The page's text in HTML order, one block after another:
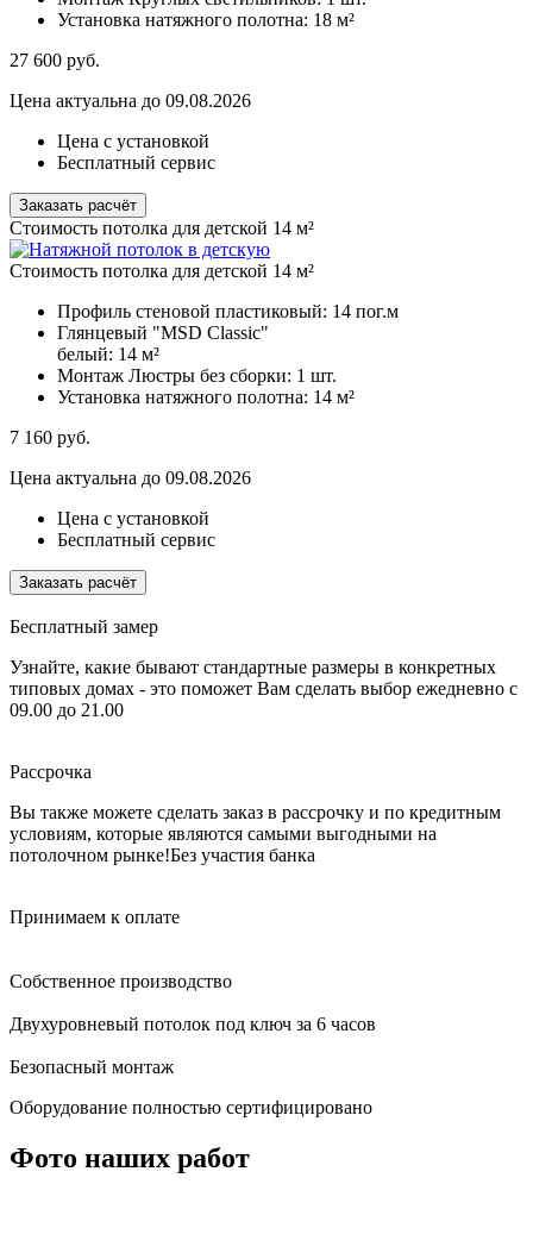
Установка натяжного полотна: 18 м²
27 600 руб.
Цена актуальна до 09.08.2026
Цена с установкой
Бесплатный сервис
Заказать расчёт
Стоимость потолка для детской 14 м²
Стоимость потолка для детской 14 м²
Профиль стеновой пластиковый: 14 пог.м
Глянцевый "MSD Classic"
белый: 14 м²
Монтаж Люстры без сборки: 1 шт.
Установка натяжного полотна: 14 м²
7 160 руб.
Цена актуальна до 09.08.2026
Цена с установкой
Бесплатный сервис
Заказать расчёт
Бесплатный замер
Узнайте, какие бывают стандартные размеры в конкретных
типовых домах - это поможет Вам сделать выбор ежедневно с
09.00 до 21.00
Рассрочка
Вы также можете сделать заказ в рассрочку и по кредитным
условиям, которые являются самыми выгодными на
потолочном рынке!Без участия банка
Принимаем к оплате
Собственное производство
Двухуровневый потолок под ключ за 6 часов
Безопасный монтаж
Оборудование полностью сертифицировано
Фото наших работ